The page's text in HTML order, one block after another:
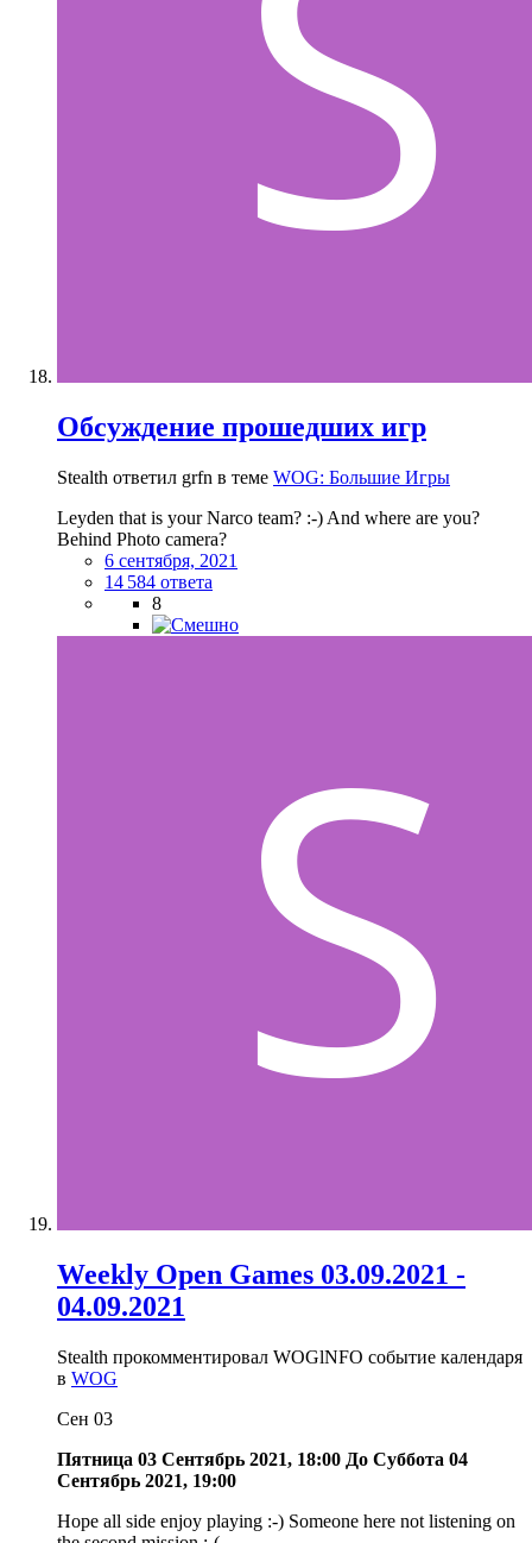
Обсуждение прошедших игр
Stealth ответил grfn в теме WOG: Большие Игры
Leyden that is your Narco team? :-) And where are you?
Behind Photo camera?
6 сентября, 2021
14 584 ответа
8
Weekly Open Games 03.09.2021 -
04.09.2021
Stealth прокомментировал WOGlNFO событие календаря
в WOG
Сен 03
Пятница 03 Сентябрь 2021, 18:00 До Суббота 04
Сентябрь 2021, 19:00
Hope all side enjoy playing :-) Someone here not listening on